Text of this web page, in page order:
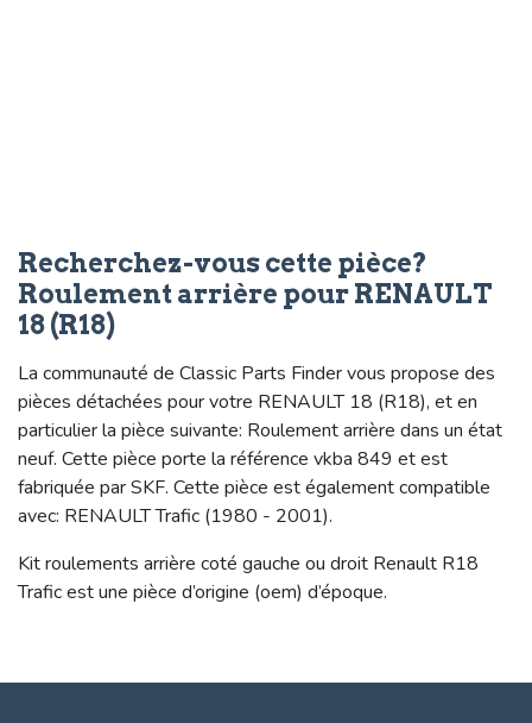
Recherchez-vous cette pièce?
Roulement arrière pour RENAULT
18 (R18)
La communauté de Classic Parts Finder vous propose des
pièces détachées pour votre RENAULT 18 (R18), et en
particulier la pièce suivante: Roulement arrière dans un état
neuf. Cette pièce porte la référence vkba 849 et est
fabriquée par SKF. Cette pièce est également compatible
avec: RENAULT Trafic (1980 - 2001).
Kit roulements arrière coté gauche ou droit Renault R18
Trafic est une pièce d’origine (oem) d’époque.